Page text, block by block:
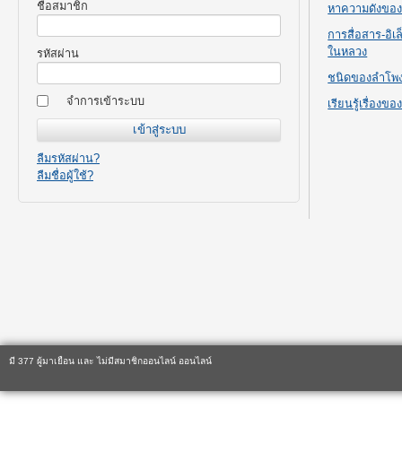
ชื่อสมาชิก
รหัสผ่าน
จำการเข้าระบบ
ลืมรหัสผ่าน?
ลืมชื่อผู้ใช้?
หาความดังขอ
การสื่อสาร-อิ
ในหลวง
ชนิดของลำโพ
เรียนรู้เรื่องขอ
มี 377 ผู้มาเยือน และ ไม่มีสมาชิกออนไลน์ ออนไลน์